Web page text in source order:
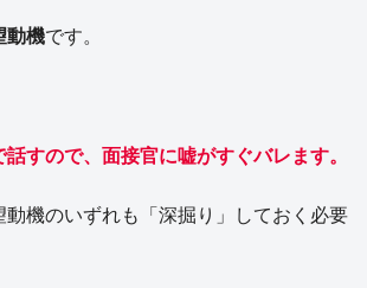
動機です。
すので、面接官に嘘がすぐバレます。
動機のいずれも「深掘り」しておく必要